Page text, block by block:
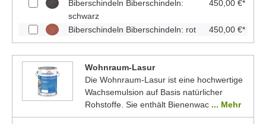
Biberschindeln Biberschindeln:
schwarz
450,00 €*
Biberschindeln Biberschindeln: rot 450,00 €*
Wohnraum-Lasur
Die Wohnraum-Lasur ist eine hochwertige
Wachsemulsion auf Basis natürlicher
Rohstoffe. Sie enthält Bienenwac ... Mehr